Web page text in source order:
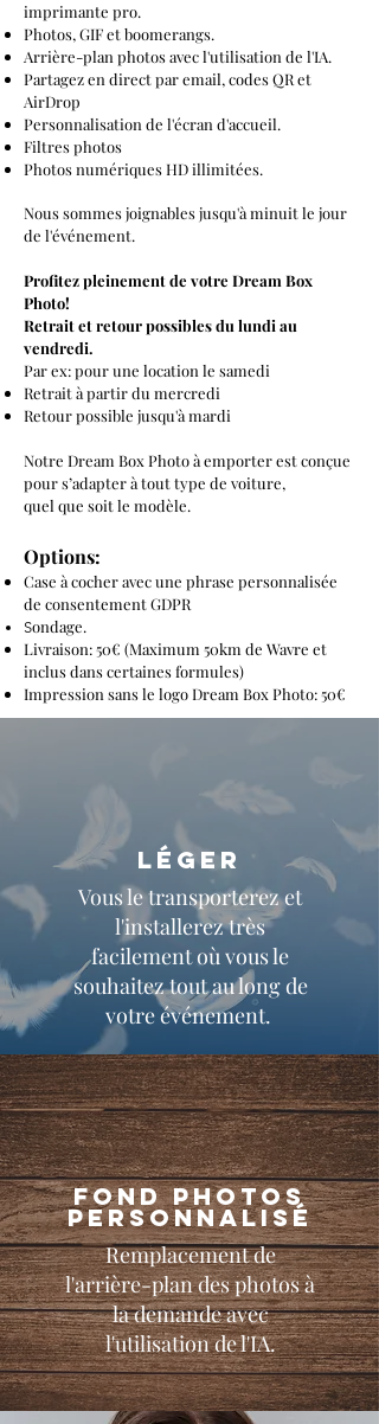
imprimante pro.
Photos, GIF et boomerangs.
Arrière-plan photos avec l'utilisation de l'IA.
Partagez en direct par email, codes QR et
AirDrop
Personnalisation de l'écran d'accueil.
Filtres photos
Photos numériques HD illimitées.
Nous sommes joignables jusqu'à minuit le jour
de l'événement.
Profitez pleinement de votre Dream Box
Photo!
Retrait et retour possibles du lundi au
vendredi.
Par ex: pour une location le samedi
Retrait à partir du mercredi
Retour possible jusqu'à mardi
Notre Dream Box Photo à emporter est conçue
pour s’adapter à tout type de voiture,
quel que soit le modèle.
Options:
Case à cocher avec une phrase personnalisée
de consentement GDPR
Sondage.
Livraison: 50€ (Maximum 50km de Wavre et
inclusdans certaines formules)
Impression sans le logo Dream Box Photo: 50€
léger
Vous le transporterez et
l'installerez très
facilement où vous le
souhaitez tout au long de
votre événement.
Fond photos
personnalisé
Remplacement de
l'arrière-plan des photos à
la demande avec
l'utilisation de l'IA.